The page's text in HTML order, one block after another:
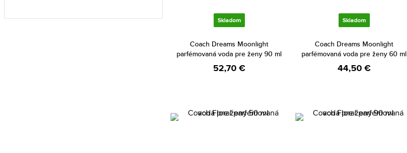
Skladom
Coach Dreams Moonlight
parfémovaná voda pre ženy 90 ml
52,70 €
Skladom
Coach Dreams Moonlight
parfémovaná voda pre ženy 60 ml
44,50 €